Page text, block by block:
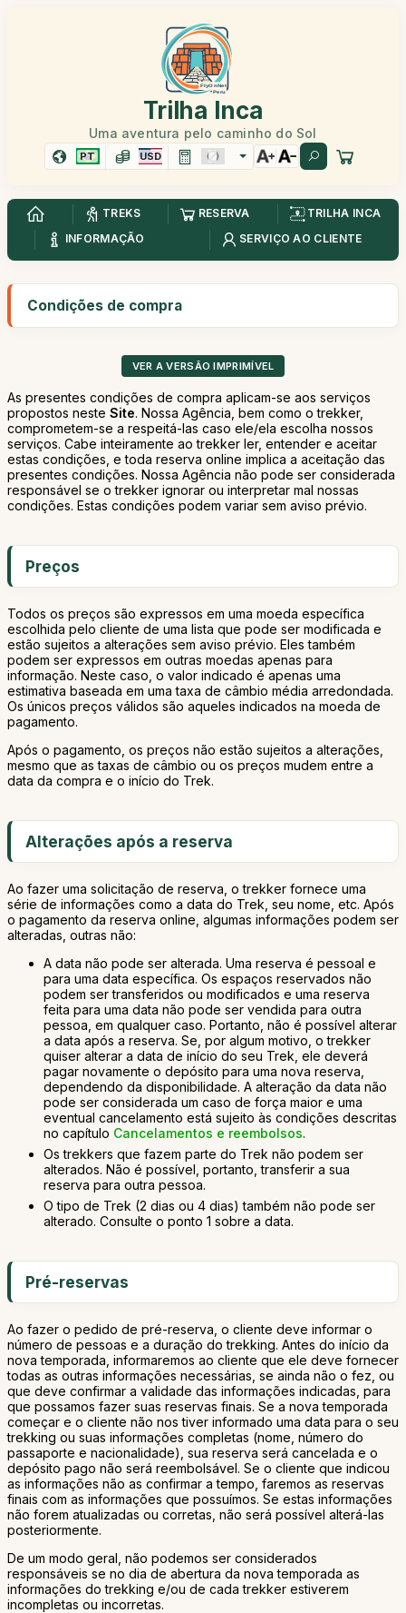
Trilha Inca
Uma aventura pelo caminho do Sol
PT USD
TREKS RESERVA
TRILHA INCA
INFORMAÇÃO
SERVIÇO AO CLIENTE
Condições de compra
VER A VERSÃO IMPRIMÍVEL
As presentes condições de compra aplicam-se aos serviços
propostos neste Site. Nossa Agência, bem como o trekker,
comprometem-se a respeitá-las caso ele/ela escolha nossos
serviços. Cabe inteiramente ao trekker ler, entender e aceitar
estas condições, e toda reserva online implica a aceitação das
presentes condições. Nossa Agência não pode ser considerada
responsável se o trekker ignorar ou interpretar mal nossas
condições. Estas condições podem variar sem aviso prévio.
Preços
Todos os preços são expressos em uma moeda específica
escolhida pelo cliente de uma lista que pode ser modificada e
estão sujeitos a alterações sem aviso prévio. Eles também
podem ser expressos em outras moedas apenas para
informação. Neste caso, o valor indicado é apenas uma
estimativa baseada em uma taxa de câmbio média arredondada.
Os únicos preços válidos são aqueles indicados na moeda de
pagamento.
Após o pagamento, os preços não estão sujeitos a alterações,
mesmo que as taxas de câmbio ou os preços mudem entre a
data da compra e o início do Trek.
Alterações após a reserva
Ao fazer uma solicitação de reserva, o trekker fornece uma
série de informações como a data do Trek, seu nome, etc. Após
o pagamento da reserva online, algumas informações podem ser
alteradas, outras não:
A data não pode ser alterada. Uma reserva é pessoal e
para uma data específica. Os espaços reservados não
podem ser transferidos ou modificados e uma reserva
feita para uma data não pode ser vendida para outra
pessoa, em qualquer caso. Portanto, não é possível alterar
a data após a reserva. Se, por algum motivo, o trekker
quiser alterar a data de início do seu Trek, ele deverá
pagar novamente o depósito para uma nova reserva,
dependendo da disponibilidade. A alteração da data não
pode ser considerada um caso de força maior e uma
eventual cancelamento está sujeito às condições descritas
no capítulo Cancelamentos e reembolsos.
Os trekkers que fazem parte do Trek não podem ser
alterados. Não é possível, portanto, transferir a sua
reserva para outra pessoa.
O tipo de Trek (2 dias ou 4 dias) também não pode ser
alterado. Consulte o ponto 1 sobre a data.
Pré-reservas
Ao fazer o pedido de pré-reserva, o cliente deve informar o
número de pessoas e a duração do trekking. Antes do início da
nova temporada, informaremos ao cliente que ele deve fornecer
todas as outras informações necessárias, se ainda não o fez, ou
que deve confirmar a validade das informações indicadas, para
que possamos fazer suas reservas finais. Se a nova temporada
começar e o cliente não nos tiver informado uma data para o seu
trekking ou suas informações completas (nome, número do
passaporte e nacionalidade), sua reserva será cancelada e o
depósito pago não será reembolsável. Se o cliente que indicou
as informações não as confirmar a tempo, faremos as reservas
finais com as informações que possuímos. Se estas informações
não forem atualizadas ou corretas, não será possível alterá-las
posteriormente.
De um modo geral, não podemos ser considerados
responsáveis se no dia de abertura da nova temporada as
informações do trekking e/ou de cada trekker estiverem
incompletas ou incorretas.